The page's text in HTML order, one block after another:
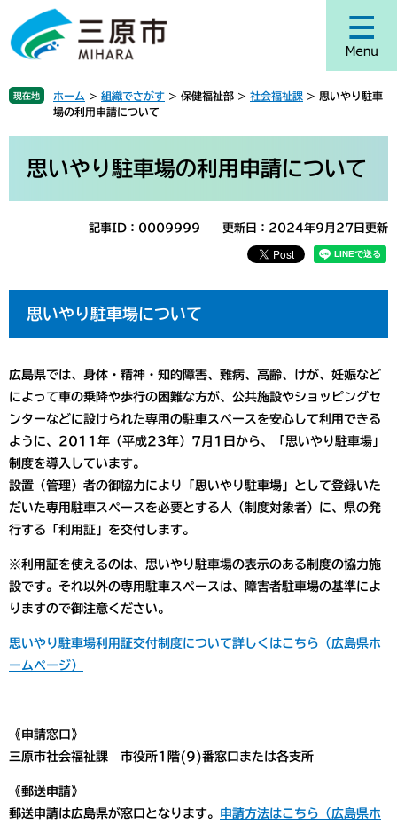
ジ
頭
す
ュ
飛
し
現在地 ホーム > 組織でさがす > 保健福祉部 > 社会福祉課 > 思いやり駐車
場の利用申請について
思いやり駐車場の利用申請について
記事ID：0009999 更新日：2024年9月27日更新
思いやり駐車場について
広島県では、身体・精神・知的障害、難病、高齢、けが、妊娠など
によって車の乗降や歩行の困難な方が、公共施設やショッピングセ
ンターなどに設けられた専用の駐車スペースを安心して利用できる
ように、2011年（平成23年）7月1日から、「思いやり駐車場」
制度を導入しています。
設置（管理）者の御協力により「思いやり駐車場」として登録いた
だいた専用駐車スペースを必要とする人（制度対象者）に、県の発
行する「利用証」を交付します。
※利用証を使えるのは、思いやり駐車場の表示のある制度の協力施
設です。それ以外の専用駐車スペースは、障害者駐車場の基準によ
りますので御注意ください。
思いやり駐車場利用証交付制度について詳しくはこちら（広島県ホ
ームページ）
《申請窓口》
三原市社会福祉課 市役所1階(9)番窓口または各支所
《郵送申請》
郵送申請は広島県が窓口となります。
申請方法はこちら（広島県ホ